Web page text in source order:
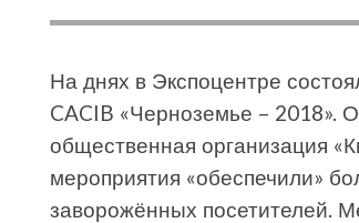
На днях в Экспоцентре
CACIB «Черноземье – 2018».
общественная организация
мероприятия «обеспечили»
заворожённых посетителей.